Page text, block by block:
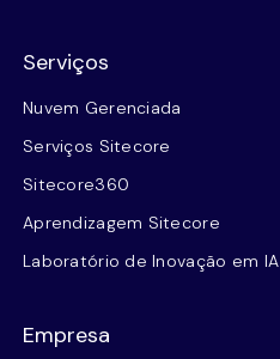
Serviços
Nuvem Gerenciada
Serviços Sitecore
Sitecore360
Aprendizagem Sitecore
Laboratório de Inovação em IA
Empresa